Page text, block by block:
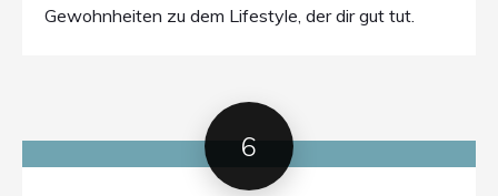
Gewohnheiten zu dem Lifestyle, der dir gut tut.
6